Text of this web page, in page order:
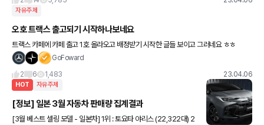
자유주제
오호 트랙스 출고되기 시작하나보네요
트랙스 카페에 카페 출고 1호 올라오고 배정받기 시작한 글들 보이고 그러네요 ㅎㅎ
GoFoward
2
6 1,483 23.04.06
HOT 자유주제
[정보] 일본 3월 자동차 판매량 집계결과
[3월 베스트 셀링 모델 - 일본차] 1위 : 토요타 야리스 (22,322대) 2